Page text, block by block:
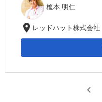
榎本 明仁
location_on レッドハット株式会社
chevron_left